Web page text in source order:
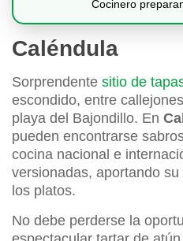
Cocinero
Caléndula
Sorprendente sitio de
escondido, entre
playa del Bajondillo. En
pueden encontrarse
cocina nacional e
versionadas, aportando
los platos.
No debe perderse la